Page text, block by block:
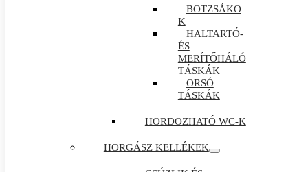
BOTZSÁKO
K
HALTARTÓ-
ÉS
MERÍTŐHÁLÓ
TÁSKÁK
ORSÓ
TÁSKÁK
HORDOZHATÓ WC-K
HORGÁSZ KELLÉKEK